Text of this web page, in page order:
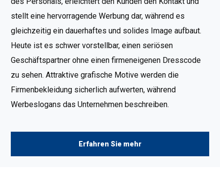
stellt eine hervorragende Werbung dar, während es
gleichzeitig ein dauerhaftes und solides Image aufbaut.
Heute ist es schwer vorstellbar, einen seriösen
Geschäftspartner ohne einen firmeneigenen Dresscode
zu sehen. Attraktive grafische Motive werden die
Firmenbekleidung sicherlich aufwerten, während
Werbeslogans das Unternehmen beschreiben.
Erfahren Sie mehr